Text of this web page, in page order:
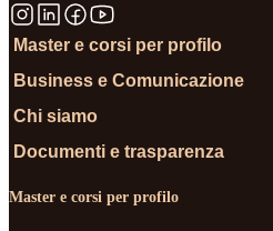
Master e corsi per profilo
Business e Comunicazione
Chi siamo
Documenti e trasparenza
Master e corsi per profilo